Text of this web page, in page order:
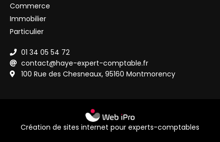
Commerce
Immobilier
Particulier
01 34 05 54 72
contact@haye-expert-comptable.fr
100 Rue des Chesneaux, 95160 Montmorency
Création de sites internet pour experts-comptables